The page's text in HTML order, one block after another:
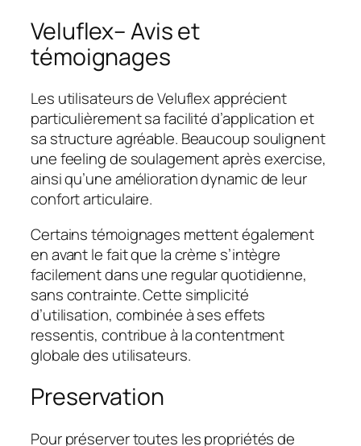
Veluflex– Avis et
témoignages
Les utilisateurs de Veluflex apprécient
particulièrement sa facilité d’application et
sa structure agréable. Beaucoup soulignent
une feeling de soulagement après exercise,
ainsi qu’une amélioration dynamic de leur
confort articulaire.
Certains témoignages mettent également
en avant le fait que la crème s’intègre
facilement dans une regular quotidienne,
sans contrainte. Cette simplicité
d’utilisation, combinée à ses effets
ressentis, contribue à la contentment
globale des utilisateurs.
Preservation
Pour préserver toutes les propriétés de